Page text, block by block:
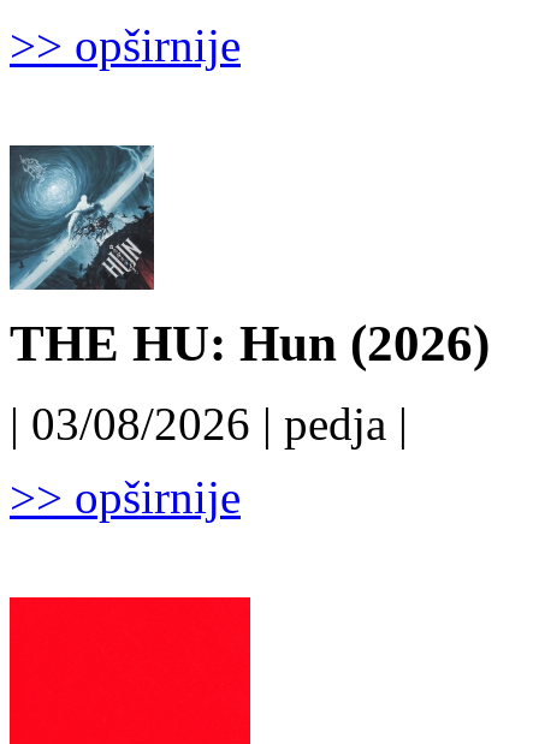
>> opširnije
THE HU: Hun (2026)
| 03/08/2026 | pedja |
>> opširnije